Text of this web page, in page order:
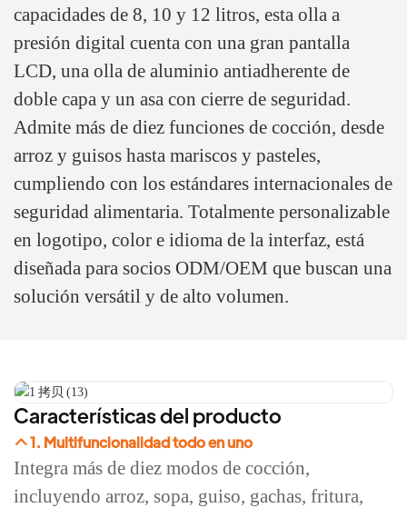
capacidades de 8, 10 y 12 litros, esta olla a
presión digital cuenta con una gran pantalla
LCD, una olla de aluminio antiadherente de
doble capa y un asa con cierre de seguridad.
Admite más de diez funciones de cocción, desde
arroz y guisos hasta mariscos y pasteles,
cumpliendo con los estándares internacionales de
seguridad alimentaria. Totalmente personalizable
en logotipo, color e idioma de la interfaz, está
diseñada para socios ODM/OEM que buscan una
solución versátil y de alto volumen.
Características del producto
1. Multifuncionalidad todo en uno
Integra más de diez modos de cocción,
incluyendo arroz, sopa, guiso, gachas, fritura,